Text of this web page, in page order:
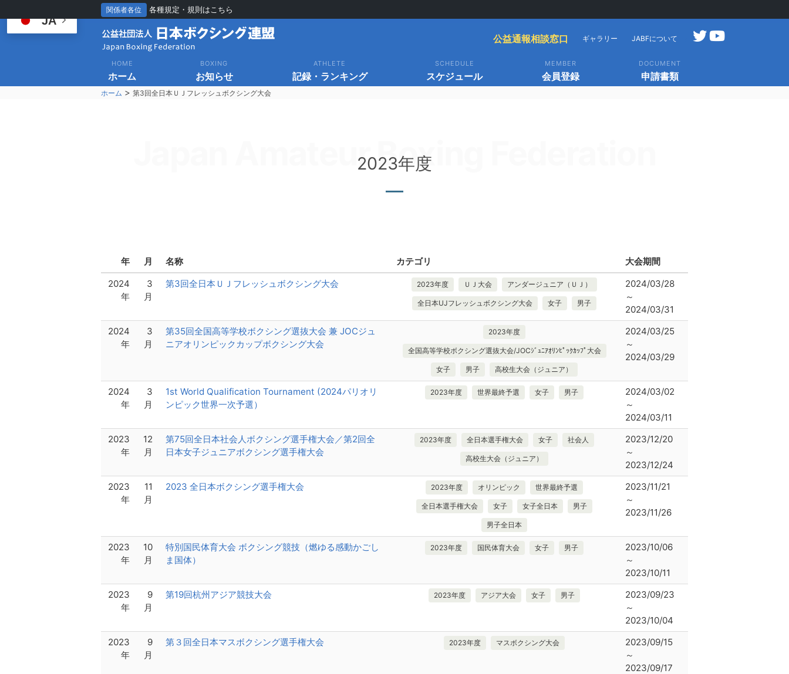
関係者各位 各種規定・規則はこちら
公益通報相談窓口 ギャラリー JABFについて
HOME
ホーム
BOXING
お知らせ
ATHLETE
記録・ランキング
SCHEDULE
スケジュール
MEMBER
会員登録
DOCUMENT
申請書類
ホーム > 第3回全日本ＵＪフレッシュボクシング大会
Japan Amateur Boxing Federation
2023年度
年 月 名称 カテゴリ
大会期間
2024
年
3
月
第3回全日本ＵＪフレッシュボクシング大会 2023年度 ＵＪ大会 アンダージュニア（ＵＪ）
全日本UJフレッシュボクシング大会 女子 男子
2024/03/28
～
2024/03/31
2024
年
3
月
第35回全国高等学校ボクシング選抜大会 兼 JOCジュ
ニアオリンピックカップボクシング大会
2023年度
全国高等学校ボクシング選抜大会/JOCｼﾞｭﾆｱｵﾘﾝﾋﾟｯｸｶｯﾌﾟ大会
女子 男子 高校生大会（ジュニア）
2024/03/25
～
2024/03/29
2024
年
3
月
1st World Qualification Tournament (2024パリオリ
ンピック世界一次予選）
2023年度 世界最終予選 女子 男子
2024/03/02
～
2024/03/11
2023
年
12
月
第75回全日本社会人ボクシング選手権大会／第2回全
日本女子ジュニアボクシング選手権大会
2023年度 全日本選手権大会 女子 社会人
高校生大会（ジュニア）
2023/12/20
～
2023/12/24
2023
年
11
月
2023 全日本ボクシング選手権大会 2023年度 オリンピック 世界最終予選
全日本選手権大会 女子 女子全日本 男子
男子全日本
2023/11/21
～
2023/11/26
2023
年
10
月
特別国民体育大会 ボクシング競技（燃ゆる感動かごし
ま国体）
2023年度 国民体育大会 女子 男子
2023/10/06
～
2023/10/11
2023
年
9
月
第19回杭州アジア競技大会 2023年度 アジア大会 女子 男子
2023/09/23
～
2023/10/04
2023
年
9
月
第３回全日本マスボクシング選手権大会 2023年度 マスボクシング大会
2023/09/15
～
2023/09/17
JA